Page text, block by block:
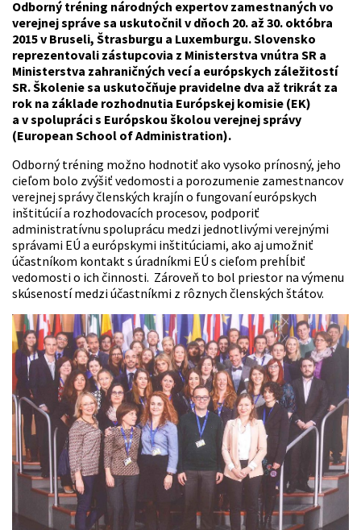
Odborný tréning národných expertov zamestnaných vo
verejnej správe sa uskutočnil v dňoch 20. až 30. októbra
2015 v Bruseli, Štrasburgu a Luxemburgu. Slovensko
reprezentovali zástupcovia z Ministerstva vnútra SR a
Ministerstva zahraničných vecí a európskych záležitostí
SR. Školenie sa uskutočňuje pravidelne dva až trikrát za
rok na základe rozhodnutia Európskej komisie (EK)
a v spolupráci s Európskou školou verejnej správy
(European School of Administration).
Odborný tréning možno hodnotiť ako vysoko prínosný, jeho
cieľom bolo zvýšiť vedomosti a porozumenie zamestnancov
verejnej správy členských krajín o fungovaní európskych
inštitúcií a rozhodovacích procesov, podporiť
administratívnu spoluprácu medzi jednotlivými verejnými
správami EÚ a európskymi inštitúciami, ako aj umožniť
účastníkom kontakt s úradníkmi EÚ s cieľom prehĺbiť
vedomosti o ich činnosti. Zároveň to bol priestor na výmenu
skúseností medzi účastníkmi z rôznych členských štátov.